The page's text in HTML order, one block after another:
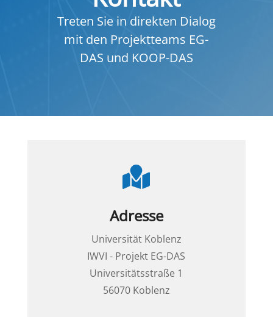
Treten Sie in direkten Dialog
mit den Projektteams EG-
DAS und KOOP-DAS

Adresse
Universität Koblenz
IWVI - Projekt EG-DAS
Universitätsstraße 1
56070 Koblenz